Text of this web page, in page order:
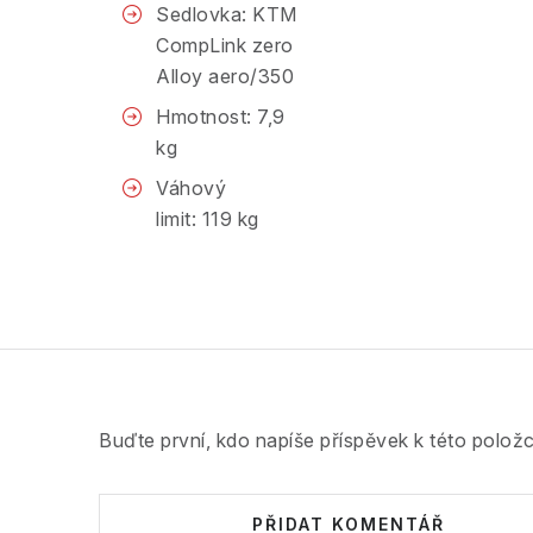
Sedlovka: KTM
CompLink zero
Alloy aero/350
Hmotnost: 7,9
kg
Váhový
limit: 119 kg
Buďte první, kdo napíše příspěvek k této
PŘIDAT KOMENTÁŘ